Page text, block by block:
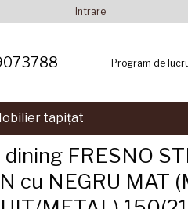
Intrare
Program de
tapițat
dining FRESNO
cu NEGRU MAT